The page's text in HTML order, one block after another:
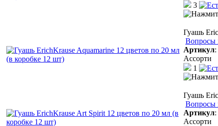
3
Гуашь
Вопросы
Артикул:
Ассорти
1
Гуашь
Вопросы
Артикул:
Ассорти